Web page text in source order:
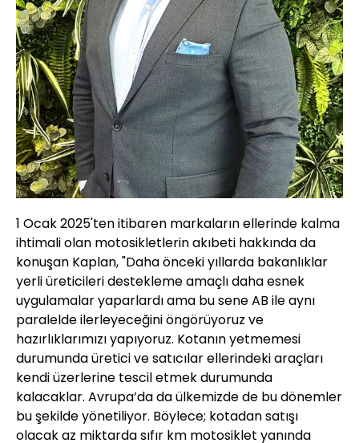
1 Ocak 2025'ten itibaren markaların ellerinde kalma
ihtimali olan motosikletlerin akıbeti hakkında da
konuşan Kaplan, "Daha önceki yıllarda bakanlıklar
yerli üreticileri destekleme amaçlı daha esnek
uygulamalar yaparlardı ama bu sene AB ile aynı
paralelde ilerleyeceğini öngörüyoruz ve
hazırlıklarımızı yapıyoruz. Kotanın yetmemesi
durumunda üretici ve satıcılar ellerindeki araçları
kendi üzerlerine tescil etmek durumunda
kalacaklar. Avrupa’da da ülkemizde de bu dönemler
bu şekilde yönetiliyor. Böylece; kotadan satışı
olacak az miktarda sıfır km motosiklet yanında